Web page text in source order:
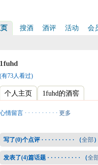
搜酒 酒评 活动 会
1fuhd
(有73人看过)
个人主页 1fuhd的酒窖
心情留言 · · · · · · · · · · 更多
写了(0)个点评 · · · · · · · · · · （全部
发表了(4)篇话题 · · · · · · · · · · （全